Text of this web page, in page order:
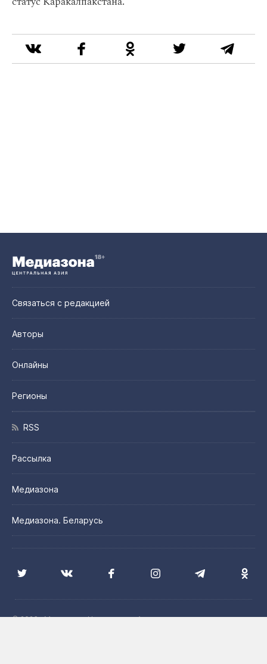
Связаться с редакцией
Авторы
Онлайны
Регионы
RSS
Рассылка
Медиазона
Медиазона. Беларусь
© 2026 «Медиазона Центральная Азия»